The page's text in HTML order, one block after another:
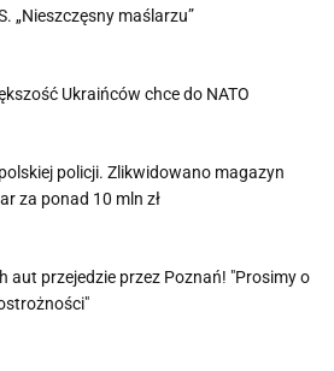
„Nieszczęsny maślarzu”
Ukraińców chce do NATO
policji. Zlikwidowano magazyn
za ponad 10 mln zł
aut przejedzie przez Poznań! "Prosimy o